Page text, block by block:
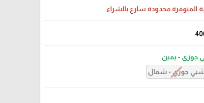
المتوفرة محدودة سارع بالشراء
جوزي - يمين
جوزي - شمال